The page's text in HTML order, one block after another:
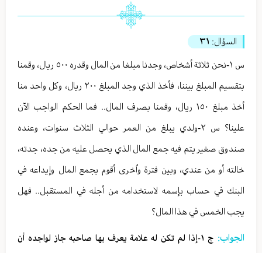
السؤال: ٣١
س ١-نحن ثلاثة أشخاص، وجدنا مبلغا من المال وقدره ٥٠٠ ريال، وقمنا
بتقسيم المبلغ بيننا، فأخذ الذي وجد المبلغ ٢٠٠ ريال، وكل واحد منا
أخذ مبلغ ١٥٠ ريال، وقمنا بصرف المال.. فما الحكم الواجب الآن
علينا؟ س ٢-ولدي يبلغ من العمر حوالي الثلاث سنوات، وعنده
صندوق صغير يتم فيه جمع المال الذي يحصل عليه من جده، جدته،
خالته أو من عندي، وبين فترة واُخرى أقوم بجمع المال وإيداعه في
البنك في حساب بإسمه لاستخدامه من أجله في المستقبل.. فهل
يجب الخمس في هذا المال؟
الجواب:
ج ١-إذا لم تكن له علامة يعرف بها صاحبه جاز لواجده أن